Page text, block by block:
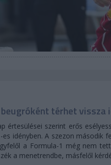
térhet vissza
értesülései szerint erős
idényben. A szezon második
a Formula-1 még nem
a menetrendbe, másfelől